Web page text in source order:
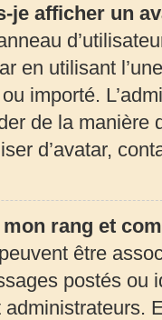
je afficher un
en utilisant
importé.
de la manière
d’avatar,
mon rang et
être
postés ou
administrateurs.